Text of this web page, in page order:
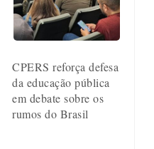
CPERS reforça defesa
da educação pública
em debate sobre os
rumos do Brasil